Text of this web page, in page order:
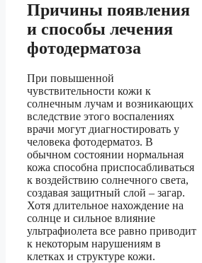
Причины появления
и способы лечения
фотодерматоза
При повышенной
чувствительности кожи к
солнечным лучам и возникающих
вследствие этого воспалениях
врачи могут диагностировать у
человека фотодерматоз. В
обычном состоянии нормальная
кожа способна приспосабливаться
к воздействию солнечного света,
создавая защитный слой – загар.
Хотя длительное нахождение на
солнце и сильное влияние
ультрафиолета все равно приводит
к некоторым нарушениям в
клетках и структуре кожи.